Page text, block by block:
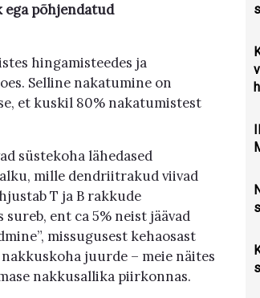
ega põhjendatud
hingamisteedes ja
Selline nakatumine on
et kuskil 80% nakatumistest
süstekoha lähedased
mille dendriitrakud viivad
T ja B rakkude
ent ca 5% neist jäävad
missugusest kehaosast
juurde – meie näites
nakkusallika piirkonnas.